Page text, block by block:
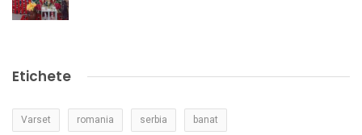
Etichete
Varset romania serbia banat